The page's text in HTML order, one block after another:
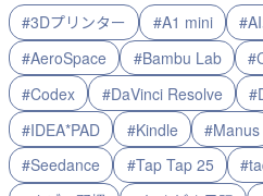
#3Dプリンター #A1 mini
#AeroSpace
#Bambu Lab
#Codex
#DaVinci Resolve
#IDEA*PAD
#Kindle #Manus
#Seedance
#Tap Tap 25